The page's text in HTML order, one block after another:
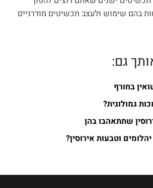
בהם שימוש ולעצב תכשיטים מודרניים
גם:
בחורף
גמולוגית?
שתתאהבו בהן
וטבעות אירוסין?